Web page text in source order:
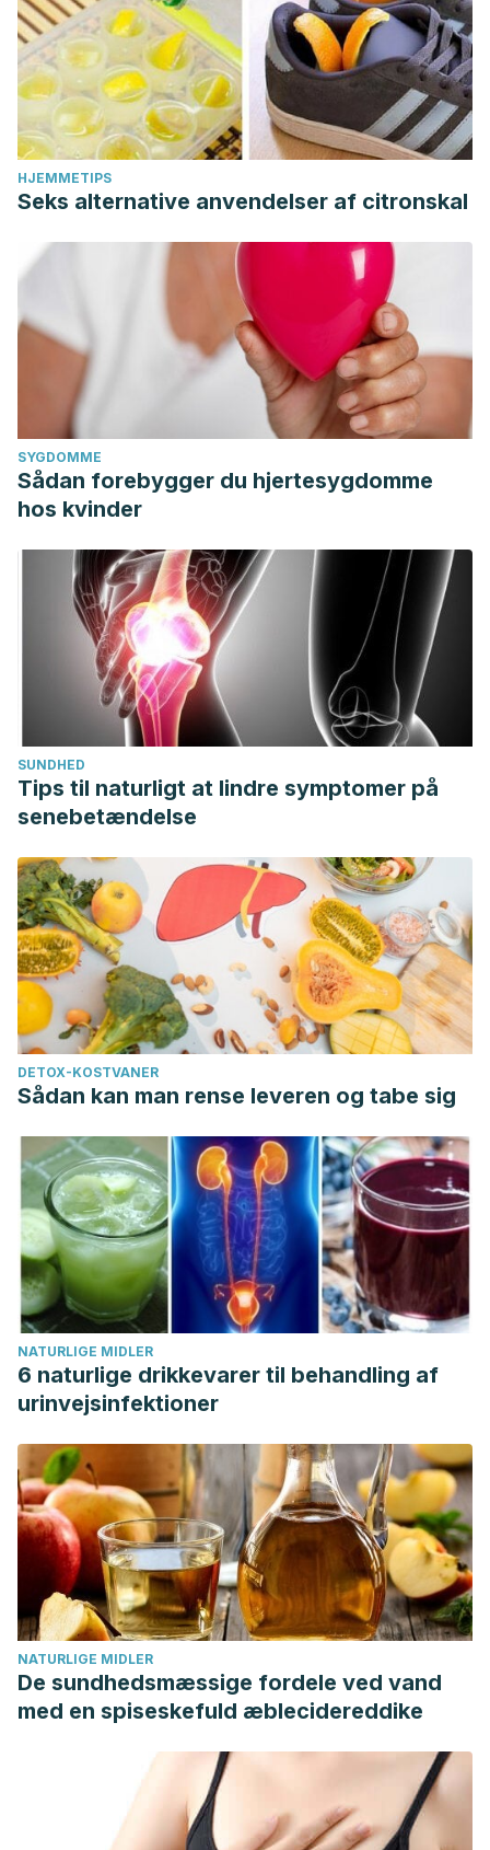
HJEMMETIPS
Seks alternative anvendelser af citronskal
SYGDOMME
Sådan forebygger du hjertesygdomme
hos kvinder
SUNDHED
Tips til naturligt at lindre symptomer på
senebetændelse
DETOX-KOSTVANER
Sådan kan man rense leveren og tabe sig
NATURLIGE MIDLER
6 naturlige drikkevarer til behandling af
urinvejsinfektioner
NATURLIGE MIDLER
De sundhedsmæssige fordele ved vand
med en spiseskefuld æblecidereddike